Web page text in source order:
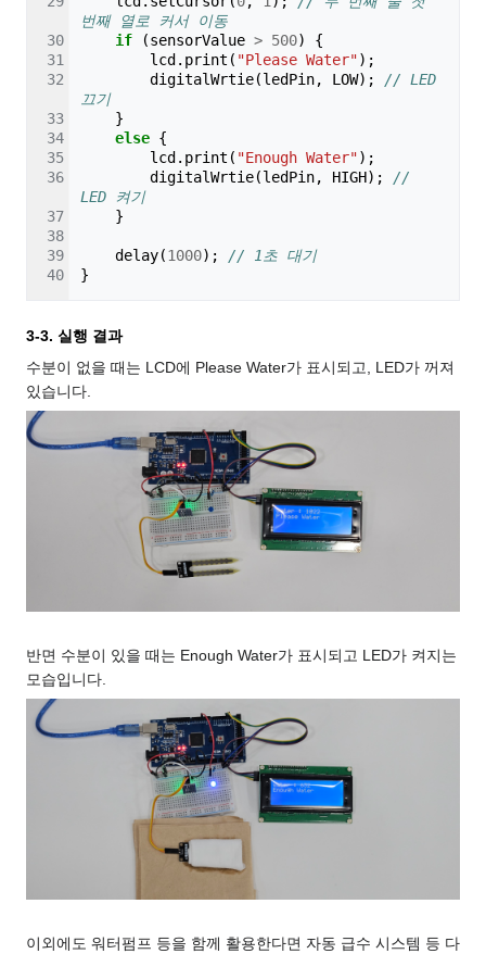
번째 열로 커서 이동
if
(sensorValue > 500)
{
lcd . print ( "Please Water");
digitalWrtie(ledPin, LOW);
// LED
끄기
}
else {
lcd . print ( "Enough Water");
digitalWrtie(ledPin, HIGH);
//
LED 켜기
}
delay(1000);
// 1초 대기
}
3-3. 실행 결과
수분이 없을 때는 LCD에 Please Water가 표시되고, LED가 꺼져
있습니다.
반면 수분이 있을 때는 Enough Water가 표시되고 LED가 켜지는
모습입니다.
이외에도 워터펌프 등을 함께 활용한다면 자동 급수 시스템 등 다